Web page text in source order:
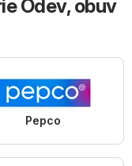
Odev, obuv
Pepco